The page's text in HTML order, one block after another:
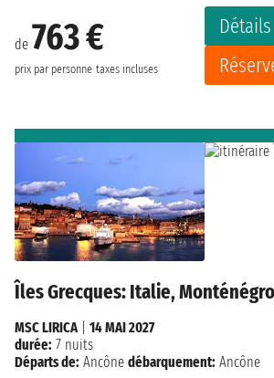
de 763 €
prix par personne taxes incluses
Détails
Îles Grecques: Italie,
MSC LIRICA| 14 MAI 2027
durée: 7 nuits
Départs de: Ancône débarquement: Ancône